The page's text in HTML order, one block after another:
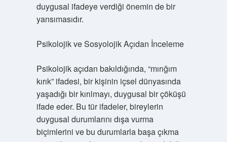
duygusal ifadeye verdiği önemin de bir
yansımasıdır.
Psikolojik ve Sosyolojik Açıdan İnceleme
Psikolojik açıdan bakıldığında, “mırığım
kırık” ifadesi, bir kişinin içsel dünyasında
yaşadığı bir kırılmayı, duygusal bir çöküşü
ifade eder. Bu tür ifadeler, bireylerin
duygusal durumlarını dışa vurma
biçimlerini ve bu durumlarla başa çıkma